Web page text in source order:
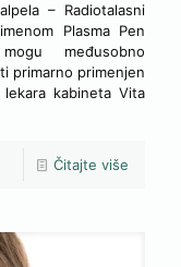
– Radiotalasni
Plasma Pen
međusobno
primarno primenjen
kabineta Vita
Čitajte više